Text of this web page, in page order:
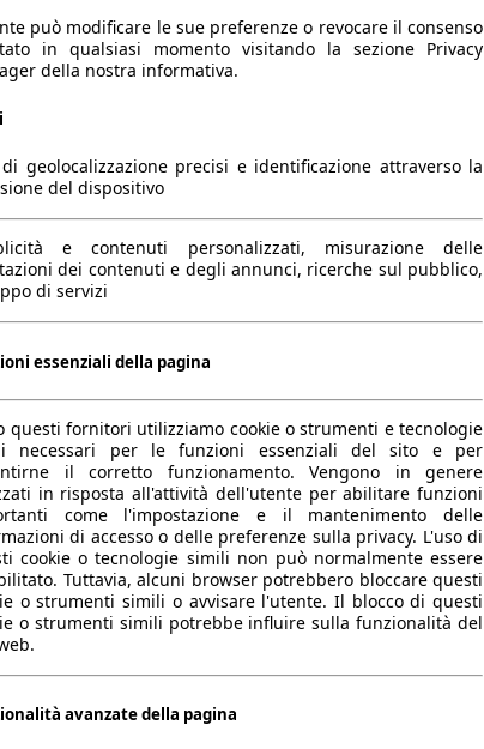
può modificare le sue preferenze o revocare il consenso
in qualsiasi momento visitando la sezione Privacy
della nostra informativa.
geolocalizzazione precisi e identificazione attraverso la
del dispositivo
e contenuti personalizzati, misurazione delle
dei contenuti e degli annunci, ricerche sul pubblico,
di servizi
essenziali della pagina
questi fornitori utilizziamo cookie o strumenti e tecnologie
necessari per le funzioni essenziali del sito e per
il corretto funzionamento. Vengono in genere
in risposta all'attività dell'utente per abilitare funzioni
come l'impostazione e il mantenimento delle
di accesso o delle preferenze sulla privacy. L'uso di
cookie o tecnologie simili non può normalmente essere
Tuttavia, alcuni browser potrebbero bloccare questi
o strumenti simili o avvisare l'utente. Il blocco di questi
o strumenti simili potrebbe influire sulla funzionalità del
avanzate della pagina